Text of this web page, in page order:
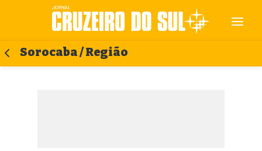
Sorocaba / Região